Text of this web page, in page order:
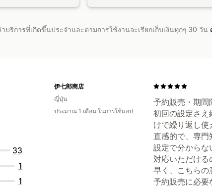
บริการที่เกิดขึ้นประจำและตามการใช้งานจะเรียกเก็บเงินทุกๆ 30 วัน
33
1
1
予約販売・期間
初回の設定さえ
けで繰り返し
直感的で、専門
設定で分からな
対応いただけ
早く、こちらの
予約販売に必要
伊七郎商店
ญี่ปุ่น
ประมาณ 1 เดือน ในการใช้แอป